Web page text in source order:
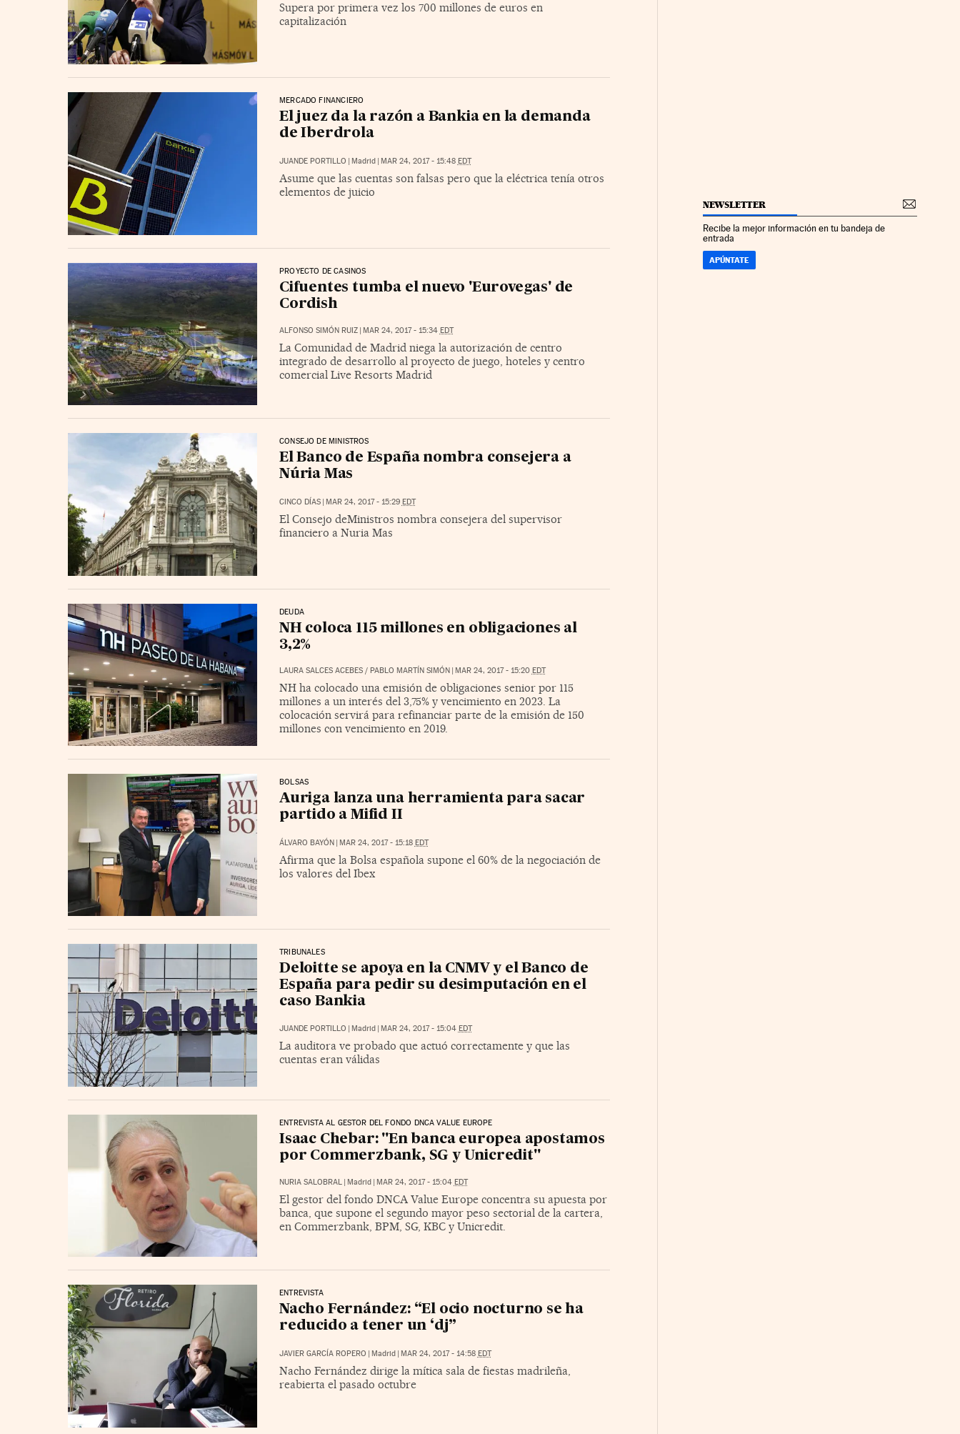
Supera por primera vez los 700 millones de euros en
capitalización
MERCADO FINANCIERO
El juez da la razón a Bankia en la demanda
de Iberdrola
JUANDE PORTILLO | Madrid | MAR 24, 2017 - 15:48 EDT
Asume que las cuentas son falsas pero que la eléctrica tenía otros
elementos de juicio
PROYECTO DE CASINOS
Cifuentes tumba el nuevo 'Eurovegas' de
Cordish
ALFONSO SIMÓN RUIZ MAR 24, 2017 - 15:34 EDT
La Comunidad de Madrid niega la autorización de centro
integrado de desarrollo al proyecto de juego, hoteles y centro
comercial Live Resorts Madrid
CONSEJO DE MINISTROS
El Banco de España nombra consejera a
Núria Mas
CINCO DÍAS | MAR 24, 2017 - 15:29 EDT
El Consejo deMinistros nombra consejera del supervisor
financiero a Nuria Mas
DEUDA
NH coloca 115 millones en obligaciones al
3,2%
LAURA SALCES ACEBES/ PABLO MARTÍN SIMÓN MAR 24, 2017 - 15:20 EDT
NH ha colocado una emisión de obligaciones senior por 115
millones a un interés del 3,75% y vencimiento en 2023. La
colocación servirá para refinanciar parte de la emisión de 150
millones con vencimiento en 2019.
BOLSAS
Auriga lanza una herramienta para sacar
partido a Mifid II
ÁLVARO BAYÓN | MAR 24, 2017 - 15:18 EDT
Afirma que la Bolsa española supone el 60% de la negociación de
los valores del Ibex
TRIBUNALES
Deloitte se apoya en la CNMV y el Banco de
España para pedir su desimputación en el
caso Bankia
JUANDE PORTILLO | Madrid | MAR 24, 2017 - 15:04 EDT
La auditora ve probado que actuó correctamente y que las
cuentas eran válidas
ENTREVISTA AL GESTOR DEL FONDO DNCA VALUE EUROPE
Isaac Chebar: "En banca europea apostamos
por Commerzbank, SG y Unicredit"
NURIA SALOBRAL Madrid MAR 24, 2017 - 15:04 EDT
El gestor del fondo DNCA Value Europe concentra su apuesta por
banca, que supone el segundo mayor peso sectorial de la cartera,
en Commerzbank, BPM, SG, KBC y Unicredit.
ENTREVISTA
Nacho Fernández: “El ocio nocturno se ha
reducido a tener un ‘dj”
JAVIER GARCÍA ROPERO | Madrid | MAR 24, 2017 - 14:58 EDT
Nacho Fernández dirige la mítica sala de fiestas madrileña,
reabierta el pasado octubre
NEWSLETTER
Recibe la mejor información en tu bandeja de
entrada
APÚNTATE